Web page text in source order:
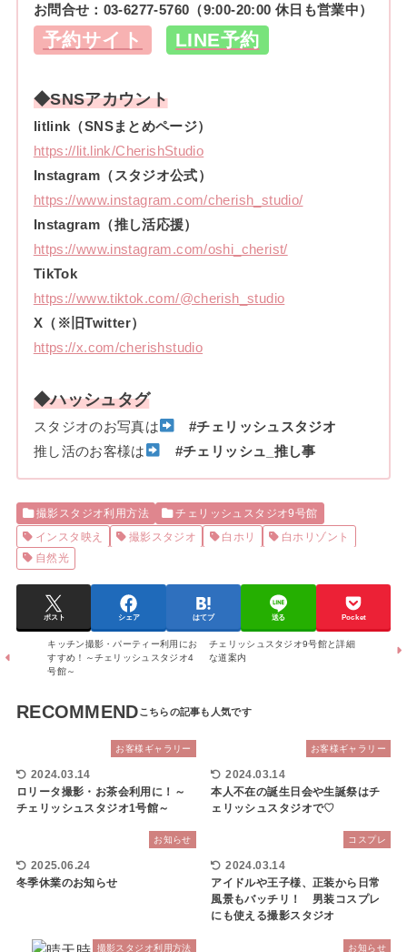
お問合せ： 03-6277-5760 （9:00-20:00 休日も営業中）
予約サイト LINE予約
◆SNSアカウント
litlink（SNSまとめページ）
https://lit.link/CherishStudio
Instagram（スタジオ公式）
https://www.instagram.com/cherish_studio/
Instagram（推し活応援）
https://www.instagram.com/oshi_cherist/
TikTok
https://www.tiktok.com/@cherish_studio
X（※旧Twitter）
https://x.com/cherishstudio
◆ハッシュタグ
スタジオのお写真は
#チェリッシュスタジオ
推し活のお客様は
#チェリッシュ_推し事
撮影スタジオ利用方法
チェリッシュスタジオ9号館
インスタ映え
撮影スタジオ 白ホリ
白ホリゾント
自然光
ポスト シェア はてブ 送る Pocket
キッチン撮影・パーティー利用にお
すすめ！～チェリッシュスタジオ4
号館～
チェリッシュスタジオ9号館と詳細
な道案内
RECOMMEND
お客様ギャラリー
2024.03.14
ロリータ撮影・お茶会利用に！～
チェリッシュスタジオ1号館～
お客様ギャラリー
2024.03.14
本人不在の誕生日会や生誕祭はチ
ェリッシュスタジオで♡
お知らせ
2025.06.24
冬季休業のお知らせ
コスプレ
2024.03.14
アイドルや王子様、正装から日常
風景もバッチリ！ 男装コスプレ
にも使える撮影スタジオ
撮影スタジオ利用方法 お知らせ